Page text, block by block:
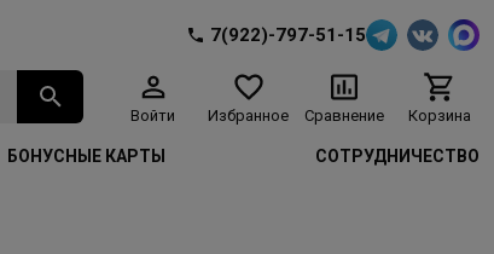
7(922)-797-51-15
Войти Избранное Сравнение Корзина
БОНУСНЫЕ КАРТЫ СОТРУДНИЧЕСТВО